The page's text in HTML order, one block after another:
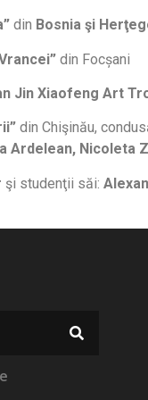
din Bosnia şi
din Focșani
Jin Xiaofeng Art
din Chişinău,
Ardelean, Nicoleta
şi studenţii săi: